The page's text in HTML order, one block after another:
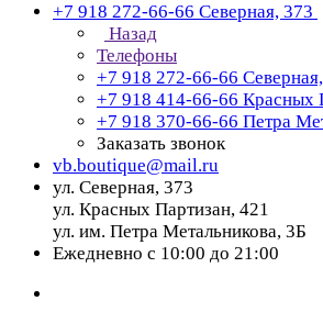
+7 918 272-66-66 Северная, 373
Назад
Телефоны
+7 918 272-66-66
+7 918 414-66-66 Красных
+7 918 370-66-66 Петра
Заказать звонок
vb.boutique@mail.ru
ул. Северная, 373
ул. Красных Партизан, 421
ул. им. Петра Метальникова, 3Б
Ежедневно с 10:00 до 21:00